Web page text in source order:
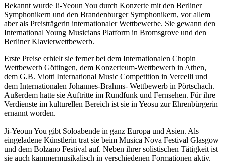
Bekannt wurde Ji-Yeoun You durch Konzerte mit den Berliner
Symphonikern und den Brandenburger Symphonikern, vor allem
aber als Preisträgerin internationaler Wettbewerbe. Sie gewann den
International Young Musicians Platform in Bromsgrove und den
Berliner Klavierwettbewerb.
Erste Preise erhielt sie ferner bei dem Internationalen Chopin
Wettbewerb Göttingen, dem Konzerteum-Wettbewerb in Athen,
dem G.B. Viotti International Music Competition in Vercelli und
dem Internationalen Johannes-Brahms- Wettbewerb in Pörtschach.
Außerdem hatte sie Auftritte im Rundfunk und Fernsehen. Für ihre
Verdienste im kulturellen Bereich ist sie in Yeosu zur Ehrenbürgerin
ernannt worden.
Ji-Yeoun You gibt Soloabende in ganz Europa und Asien. Als
eingeladene Künstlerin trat sie beim Musica Nova Festival Glasgow
und dem Bolzano Festival auf. Neben ihrer solistischen Tätigkeit ist
sie auch kammermusikalisch in verschiedenen Formationen aktiv.